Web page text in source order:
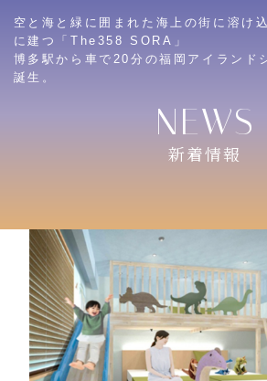
空と海と緑に囲まれた海上の街に溶け
に建つ「The358 SORA」
博多駅から車で20分の福岡アイランド
誕生。
新着情報